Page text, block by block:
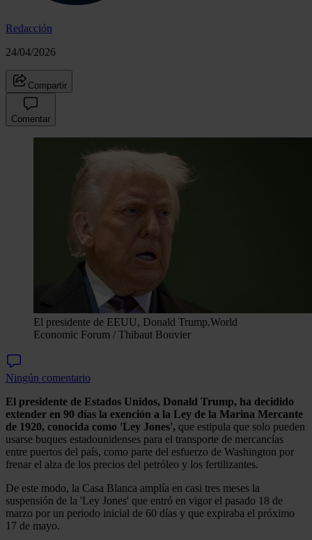
Redacción
24/04/2026
Compartir
Comentar
El presidente de EEUU, Donald Trump.World
Economic Forum / Thibaut Bouvier
Ningún comentario
El presidente de Estados Unidos, Donald Trump, ha decidido
extender en 90 días la exención a la Ley de la Marina Mercante
de 1920, conocida como 'Ley Jones', que estipula que solo pueden
usarse buques estadounidenses para el transporte de mercancías
entre puertos del país, como parte del esfuerzo de Washington por
frenar el alza de los precios del petróleo y los fertilizantes.
De este modo, la Casa Blanca amplía en casi tres meses la
suspensión de la 'Ley Jones' que entró en vigor el pasado 18 de
marzo por un periodo inicial de 60 días y que expiraba el próximo
17 de mayo.